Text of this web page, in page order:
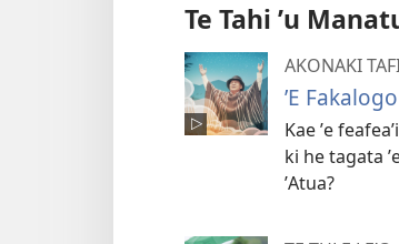
Te Tahi ʼu
AKONAKI
ʼE
Kae ʼe
ki he tagata
ʼAtua?